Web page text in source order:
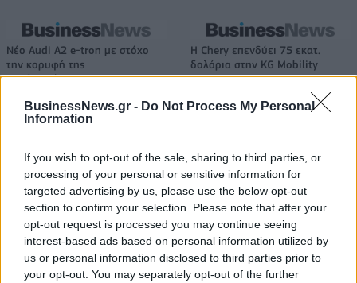
BusinessNews.gr - Do Not Process My Personal
Information
If you wish to opt-out of the sale, sharing to third parties, or
processing of your personal or sensitive information for
targeted advertising by us, please use the below opt-out
section to confirm your selection. Please note that after your
opt-out request is processed you may continue seeing
interest-based ads based on personal information utilized by
us or personal information disclosed to third parties prior to
your opt-out. You may separately opt-out of the further
Νέο Audi A2 e-tron με στόχο
την κορυφή της
αποδοτικότητας
Η Chery επενδύει 75 εκατ.
δολάρια στην KG Mobility
Ουκρανία: Με Μίχαϊλιουκ και
Λεν κόντρα στην Ελλάδα
Πάρκερ: «Όνειρό μου να
κατακτήσω το ΝΒΑ Europe με τη
Βιλερμπάν» - Η διευκρινιστική
ανάρτηση που έκανε